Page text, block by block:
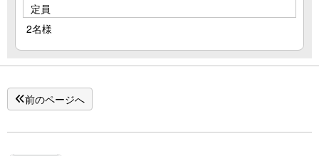
定員
2名様
前のページへ